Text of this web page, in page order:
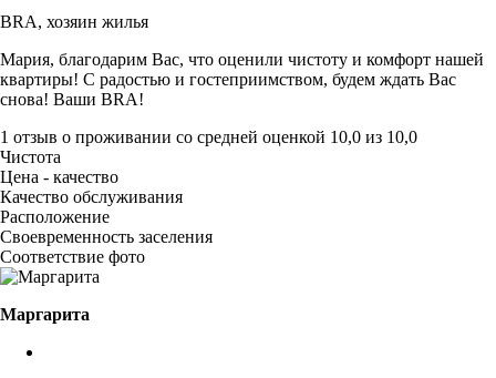
BRA, хозяин жилья
Мария, благодарим Вас, что оценили чистоту и комфорт нашей
квартиры! С радостью и гостеприимством, будем ждать Вас
снова! Ваши BRA!
1 отзыв о проживании со средней оценкой 10,0 из 10,0
Чистота
Цена - качество
Качество обслуживания
Расположение
Своевременность заселения
Соответствие фото
Маргарита